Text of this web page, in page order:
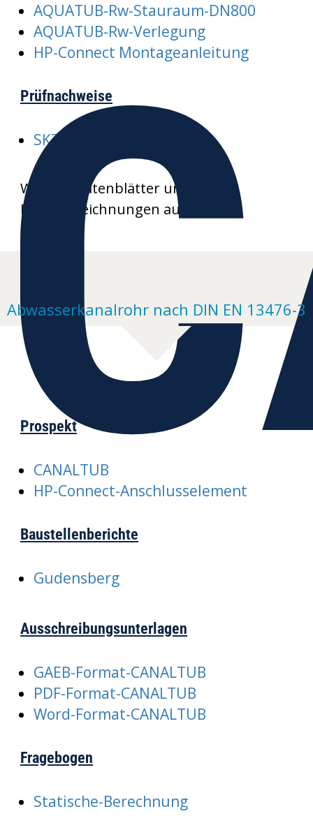
AQUATUB-Rw-Stauraum-DN800
AQUATUB-Rw-Verlegung
HP-Connect Montageanleitung
Prüfnachweise
SKZ-A352-AQUATUB-Rw
Weitere Datenblätter und
Produktzeichnungen auf Anfrage
Abwasserkanalrohr nach DIN EN 13476-3
Prospekt
CANALTUB
HP-Connect-Anschlusselement
Baustellenberichte
Gudensberg
Ausschreibungsunterlagen
GAEB-Format-CANALTUB
PDF-Format-CANALTUB
Word-Format-CANALTUB
Fragebogen
Statische-Berechnung